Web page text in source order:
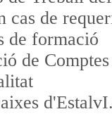
cas de
de formació
de